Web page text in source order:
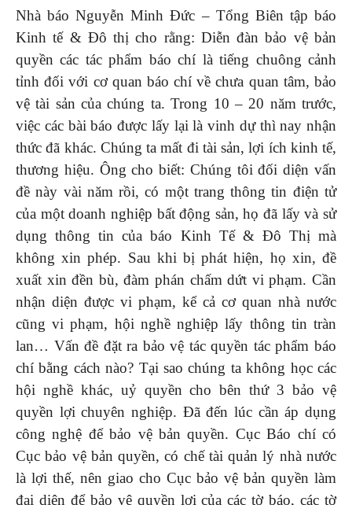
Nhà báo Nguyễn Minh Đức – Tổng Biên tập báo
Kinh tế & Đô thị cho rằng: Diễn đàn bảo vệ bản
quyền các tác phẩm báo chí là tiếng chuông cảnh
tỉnh đối với cơ quan báo chí về chưa quan tâm, bảo
vệ tài sản của chúng ta. Trong 10 – 20 năm trước,
việc các bài báo được lấy lại là vinh dự thì nay nhận
thức đã khác. Chúng ta mất đi tài sản, lợi ích kinh tế,
thương hiệu. Ông cho biết: Chúng tôi đối diện vấn
đề này vài năm rồi, có một trang thông tin điện tử
của một doanh nghiệp bất động sản, họ đã lấy và sử
dụng thông tin của báo Kinh Tế & Đô Thị mà
không xin phép. Sau khi bị phát hiện, họ xin, đề
xuất xin đền bù, đàm phán chấm dứt vi phạm. Cần
nhận diện được vi phạm, kể cả cơ quan nhà nước
cũng vi phạm, hội nghề nghiệp lấy thông tin tràn
lan… Vấn đề đặt ra bảo vệ tác quyền tác phẩm báo
chí bằng cách nào? Tại sao chúng ta không học các
hội nghề khác, uỷ quyền cho bên thứ 3 bảo vệ
quyền lợi chuyên nghiệp. Đã đến lúc cần áp dụng
công nghệ để bảo vệ bản quyền. Cục Báo chí có
Cục bảo vệ bản quyền, có chế tài quản lý nhà nước
là lợi thế, nên giao cho Cục bảo vệ bản quyền làm
đại diện để bảo vệ quyền lợi của các tờ báo, các tờ